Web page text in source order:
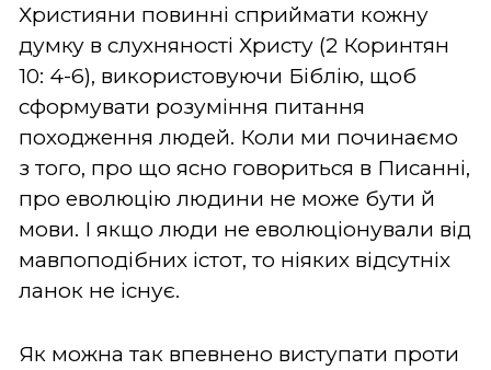
Християни повинні сприймати кожну
думку в слухняності Христу (2 Коринтян
10: 4-6), використовуючи Біблію, щоб
сформувати розуміння питання
походження людей. Коли ми починаємо
з того, про що ясно говориться в Писанні,
про еволюцію людини не може бути й
мови. І якщо люди не еволюціонували від
мавпоподібних істот, то ніяких відсутніх
ланок не існує.
Як можна так впевнено виступати проти